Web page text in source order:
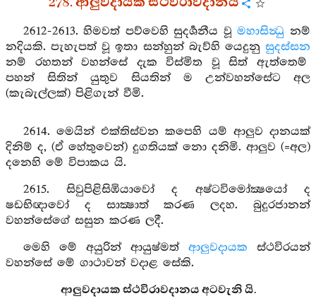
2612-2613. හිමවත් පව්වෙහි සුදර්‍ශනීය වූමහාසින්‍ධු නම්
නදියකි. පැහැපත් වූ ඉතා සන්හුන් බැව්හි යෙදුනු සුදස්සන
නම් රහතන් වහන්සේ දැක විස්මිත වූ සිත් ඇත්තෙම්
පහන් සිතින් යුතුව සියතින් ම උන්වහන්සේට අල
(කැබැල්ලක්) පිළිගැන් වීමි.
2614. මෙයින් එක්තිස්වන කපෙහි යම් ආලුව දානයක්
දිනිම් ද, (ඒ හේතුවෙන්) දුගතියක් නො දනිමි. ආලුව (=අල)
දනෙහි මේ විපාකය යි.
2615. සිවුපිළිසිඹියාවෝ ද අෂ්ටවිමෝක්‍ෂයෝ ද
ෂඩභිඥාවෝ ද සාක්‍ෂාත් කරණ ලදහ. බුදුරජානන්
වහන්සේගේ සසුන කරණ ලදී.
මෙහි මේ අයුරින් ආයුෂ්මත් ආලුවදායක ස්ථවිරයන්
වහන්සේ මේ ගාථාවන් වදාළ සේකි.
ආලුවදායක ස්ථවිරාවදානය අටවැනි යි.